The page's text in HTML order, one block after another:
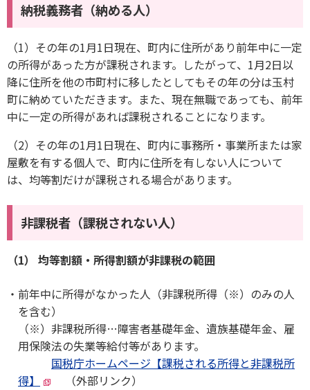
納税義務者（納める人）
（1）その年の1月1日現在、町内に住所があり前年中に一定
の所得があった方が課税されます。したがって、1月2日以
降に住所を他の市町村に移したとしてもその年の分は玉村
町に納めていただきます。また、現在無職であっても、前年
中に一定の所得があれば課税されることになります。
（2）その年の1月1日現在、町内に事務所・事業所または家
屋敷を有する個人で、町内に住所を有しない人について
は、均等割だけが課税される場合があります。
非課税者（課税されない人）
（1） 均等割額・所得割額が非課税の範囲
前年中に所得がなかった人（非課税所得（※）のみの人
を含む）
（※）非課税所得…障害者基礎年金、遺族基礎年金、雇
用保険法の失業等給付等があります。
国税庁ホームページ【課税される所得と非課税所
得】
（外部リンク）